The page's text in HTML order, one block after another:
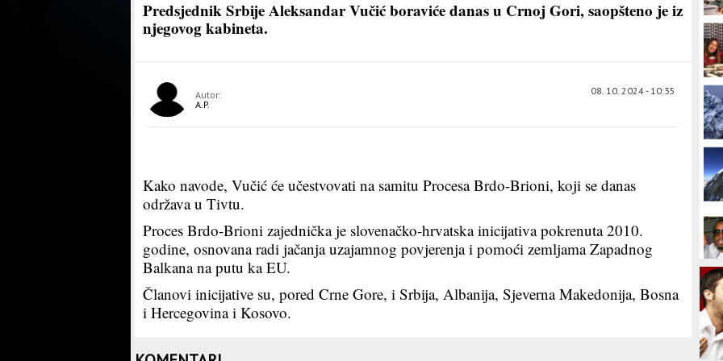
Predsjednik Srbije Aleksandar Vučić boraviće danas u Crnoj Gori, saopšteno je iz
njegovog kabineta.
08. 10. 2024 - 10:35
Autor:
A.P.
Kako navode, Vučić će učestvovati na samitu Procesa Brdo-Brioni, koji se danas
održava u Tivtu.
Proces Brdo-Brioni zajednička je slovenačko-hrvatska inicijativa pokrenuta 2010.
godine, osnovana radi jačanja uzajamnog povjerenja i pomoći zemljama Zapadnog
Balkana na putu ka EU.
Članovi inicijative su, pored Crne Gore, i Srbija, Albanija, Sjeverna Makedonija, Bosna
i Hercegovina i Kosovo.